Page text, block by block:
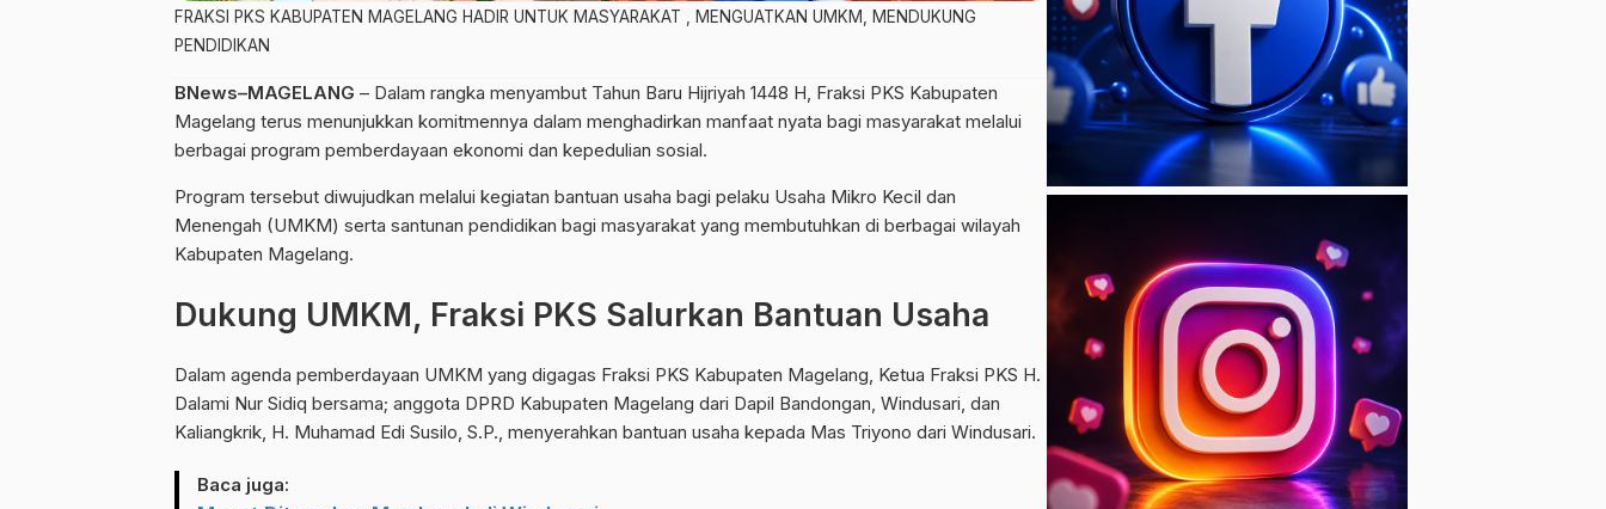
FRAKSI PKS KABUPATEN MAGELANG HADIR UNTUK MASYARAKAT , MENGUATKAN UMKM, MENDUKUNG
PENDIDIKAN
BNews–MAGELANG – Dalam rangka menyambut Tahun Baru Hijriyah 1448 H, Fraksi PKS Kabupaten
Magelang terus menunjukkan komitmennya dalam menghadirkan manfaat nyata bagi masyarakat melalui
berbagai program pemberdayaan ekonomi dan kepedulian sosial.
Program tersebut diwujudkan melalui kegiatan bantuan usaha bagi pelaku Usaha Mikro Kecil dan
Menengah (UMKM) serta santunan pendidikan bagi masyarakat yang membutuhkan di berbagai wilayah
Kabupaten Magelang.
Dukung UMKM, Fraksi PKS Salurkan Bantuan Usaha
Dalam agenda pemberdayaan UMKM yang digagas Fraksi PKS Kabupaten Magelang, Ketua Fraksi PKS H.
Dalami Nur Sidiq bersama; anggota DPRD Kabupaten Magelang dari Dapil Bandongan, Windusari, dan
Kaliangkrik, H. Muhamad Edi Susilo, S.P., menyerahkan bantuan usaha kepada Mas Triyono dari Windusari.
Baca juga: